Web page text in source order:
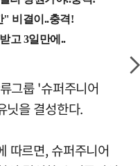
그룹 '슈퍼주니어
을 결성한다.
따르면, 슈퍼주니어